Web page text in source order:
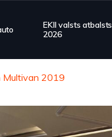
EKII valsts atbalsts
2026
Multivan 2019